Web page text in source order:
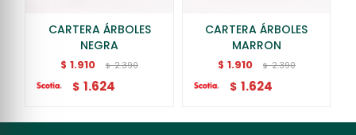
CARTERA ÁRBOLES
NEGRA
$ 1.910 $ 2.390
$ 1.624
CARTERA ÁRBOLES
MARRON
$ 1.910 $ 2.390
$ 1.624